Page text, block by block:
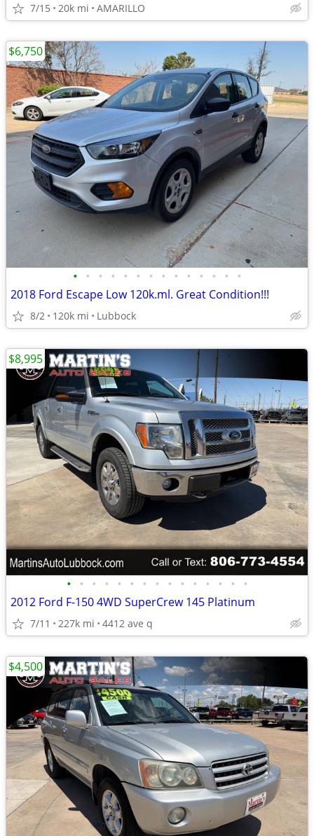
7/15 20k mi AMARILLO
• • • • • • • • • • • • • •
2018 Ford Escape Low 120k.ml. Great Condition!!!
8/2 120k mi Lubbock
$6,750
• • • • • • • • • • • • • • •
2012 Ford F-150 4WD SuperCrew 145 Platinum
7/11 227k mi 4412 ave q
$8,995
$4,500